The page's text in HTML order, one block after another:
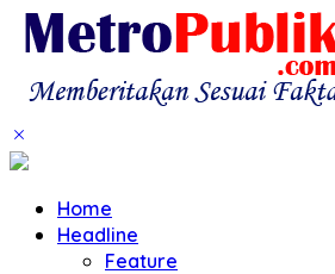
Home
Headline
Feature